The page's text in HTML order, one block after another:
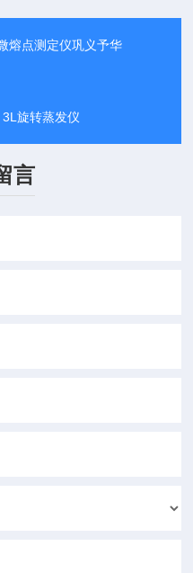
熔点测定仪巩义予华
旋转蒸发仪
言